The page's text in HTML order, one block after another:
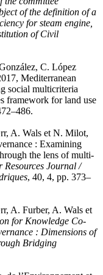
of the definition of a
for steam engine,
of Civil
C. López
Mediterranean
social multicriteria
framework for land use
A. Wals et N. Milot,
: Examining
the lens of multi-
Resources Journal /
, 40, 4, pp. 373–
A. Furber, A. Wals et
for Knowledge Co-
: Dimensions of
Bridging